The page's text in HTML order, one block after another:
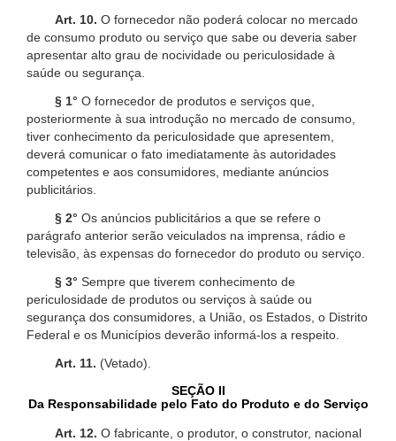
Art. 10. O fornecedor não poderá colocar no mercado
de consumo produto ou serviço que sabe ou deveria saber
apresentar alto grau de nocividade ou periculosidade à
saúde ou segurança.
§ 1° O fornecedor de produtos e serviços que,
posteriormente à sua introdução no mercado de consumo,
tiver conhecimento da periculosidade que apresentem,
deverá comunicar o fato imediatamente às autoridades
competentes e aos consumidores, mediante anúncios
publicitários.
§ 2° Os anúncios publicitários a que se refere o
parágrafo anterior serão veiculados na imprensa, rádio e
televisão, às expensas do fornecedor do produto ou serviço.
§ 3° Sempre que tiverem conhecimento de
periculosidade de produtos ou serviços à saúde ou
segurança dos consumidores, a União, os Estados, o Distrito
Federal e os Municípios deverão informá-los a respeito.
Art. 11. (Vetado).
SEÇÃO II
Da Responsabilidade pelo Fato do Produto e do Serviço
Art. 12. O fabricante, o produtor, o construtor, nacional